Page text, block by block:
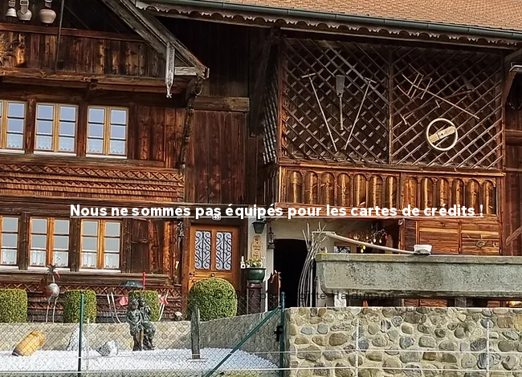
Nous ne sommes pas équipés pour les cartes de crédits !
© 2017 par Brigitte Haldimann.